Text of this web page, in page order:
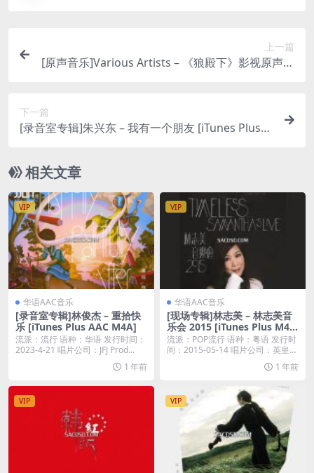
上一篇
[原声音乐]Various Artists – 《狼殿下》影视原声带
下一篇
[录音室专辑]朱兴东 – 我有一个朋友 [iTunes Plus
相关文章
VIP
华语AAC音乐
[录音室专辑]林俊杰 – 重拾快
乐 [iTunes Plus AAC M4A]
流派：流行 语种：华语 发行时间：
2023-4-21 唱片公司：JFJ Prod...
1 年前
VIP
华语AAC音乐
[现场专辑]林志美 – 林志美音
乐会 2015 [iTunes Plus M4
A]
流派：POP流行 语种：粤语 发行时
间：2015-05-14 唱片公司：英皇唱
1 年前
VIP VIP